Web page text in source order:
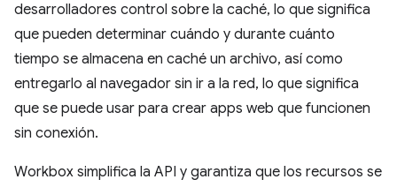
desarrolladores control sobre la caché, lo que significa
que pueden determinar cuándo y durante cuánto
tiempo se almacena en caché un archivo, así como
entregarlo al navegador sin ir a la red, lo que significa
que se puede usar para crear apps web que funcionen
sin conexión.
Workbox simplifica la API y garantiza que los recursos se